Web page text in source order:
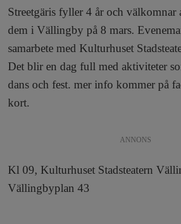
a
Streetgäris fyller 4 år och välkomnar
dem i Vällingby på 8 mars.
samarbete med Kulturhuset
Det blir en dag full med aktiviteter
dans och fest. mer info kommer på
kort.
ANNONS
Kl 09, Kulturhuset Stadsteatern
Vällingbyplan 43